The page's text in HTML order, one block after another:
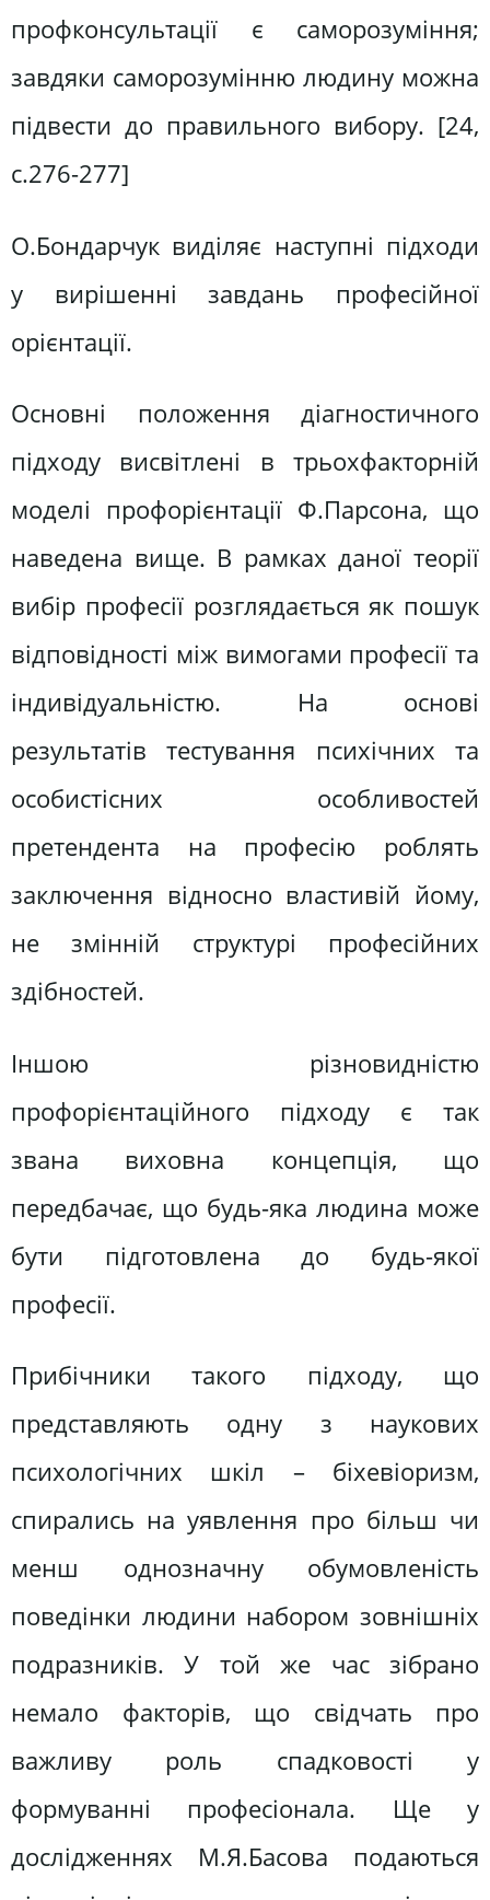
профконсультації є саморозуміння;
завдяки саморозумінню людину можна
підвести до правильного вибору. [24,
c.276-277]
О.Бондарчук виділяє наступні підходи
у вирішенні завдань професійної
орієнтації.
Основні положення діагностичного
підходу висвітлені в трьохфакторній
моделі профорієнтації Ф.Парсона, що
наведена вище. В рамках даної теорії
вибір професії розглядається як пошук
відповідності між вимогами професії та
індивідуальністю. На основі
результатів тестування психічних та
особистісних особливостей
претендента на професію роблять
заключення відносно властивій йому,
не змінній структурі професійних
здібностей.
Іншою різновидністю
профорієнтаційного підходу є так
звана виховна концепція, що
передбачає, що будь-яка людина може
бути підготовлена до будь-якої
професії.
Прибічники такого підходу, що
представляють одну з наукових
психологічних шкіл – біхевіоризм,
спирались на уявлення про більш чи
менш однозначну обумовленість
поведінки людини набором зовнішніх
подразників. У той же час зібрано
немало факторів, що свідчать про
важливу роль спадковості у
формуванні професіонала. Ще у
дослідженнях М.Я.Басова подаються